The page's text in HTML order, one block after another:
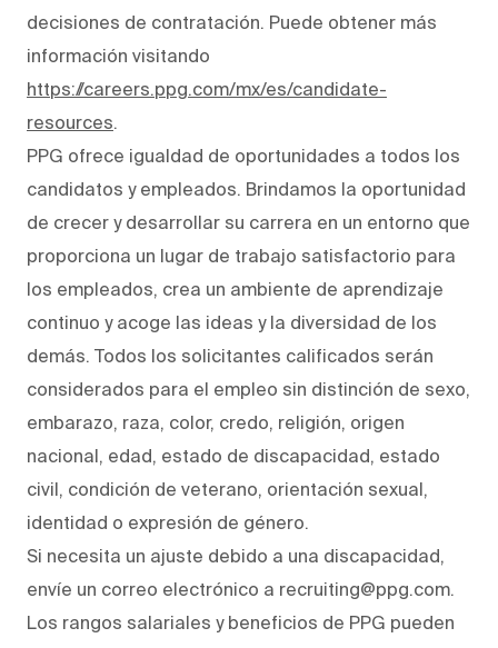
decisiones de contratación. Puede obtener más
información visitando
https://careers.ppg.com/mx/es/candidate-
resources.
PPG ofrece igualdad de oportunidades a todos los
candidatos y empleados. Brindamos la oportunidad
de crecer y desarrollar su carrera en un entorno que
proporciona un lugar de trabajo satisfactorio para
los empleados, crea un ambiente de aprendizaje
continuo y acoge las ideas y la diversidad de los
demás. Todos los solicitantes calificados serán
considerados para el empleo sin distinción de sexo,
embarazo, raza, color, credo, religión, origen
nacional, edad, estado de discapacidad, estado
civil, condición de veterano, orientación sexual,
identidad o expresión de género.
Si necesita un ajuste debido a una discapacidad,
envíe un correo electrónico a recruiting@ppg.com.
Los rangos salariales y beneficios de PPG pueden